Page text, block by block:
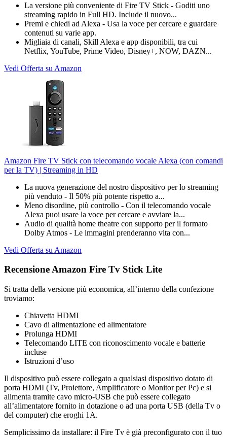
La versione più conveniente di Fire TV Stick - Goditi uno
streaming rapido in Full HD. Include il nuovo...
Premi e chiedi ad Alexa - Usa la voce per cercare e guardare
contenuti su varie app.
Migliaia di canali, Skill Alexa e app disponibili, tra cui
Netflix, YouTube, Prime Video, Disney+, NOW, DAZN...
Vedi Offerta su Amazon
Amazon Fire TV Stick con telecomando vocale Alexa (con comandi
per la TV) | Streaming in HD
La nuova generazione del nostro dispositivo per lo streaming
più venduto - Il 50% più potente rispetto a...
Meno disordine, più controllo - Con il telecomando vocale
Alexa puoi usare la voce per cercare e avviare la...
Audio di qualità home theatre con supporto per il formato
Dolby Atmos - Le immagini prenderanno vita con...
Vedi Offerta su Amazon
Recensione Amazon Fire Tv Stick Lite
Si tratta della versione più economica, all’interno della confezione
troviamo:
Chiavetta HDMI
Cavo di alimentazione ed alimentatore
Prolunga HDMI
Telecomando LITE con riconoscimento vocale e batterie
incluse
Istruzioni d’uso
Il dispositivo può essere collegato a qualsiasi dispositivo dotato di
porta HDMI (Tv, Proiettore, Amplificatore o Monitor per Pc) e si
alimenta tramite cavo micro-USB che può essere collegato
all’alimentatore fornito in dotazione o ad una porta USB (della Tv o
del computer) che eroghi 1A.
Semplicissimo da installare: il Fire Tv è già preconfigurato con il tuo